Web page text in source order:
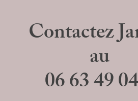
Contactez
au
06 63 49